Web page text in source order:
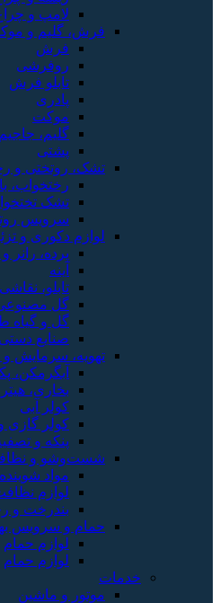
لامپ و
فرش، گلیم و
فرش
روفرشی
تابلو فرش
پادری
موکت
گلیم،
پشتی
تشک، روتختی و
رختخواب،
تشک
سرویس
لوازم دکوری و
پرده، رانر
آینه
تابلو،
گل
گل و گیاه
صنایع دستی
تهویه، سرمایش
آبگرمکن،
بخاری،
کولر آبی
کولر گازی
پنکه و
شست‌وشو و
مواد
لوازم
بندرخت و
حمام و سرویس
لوازم حمام
لوازم حمام
خدمات
موتور و ماشین